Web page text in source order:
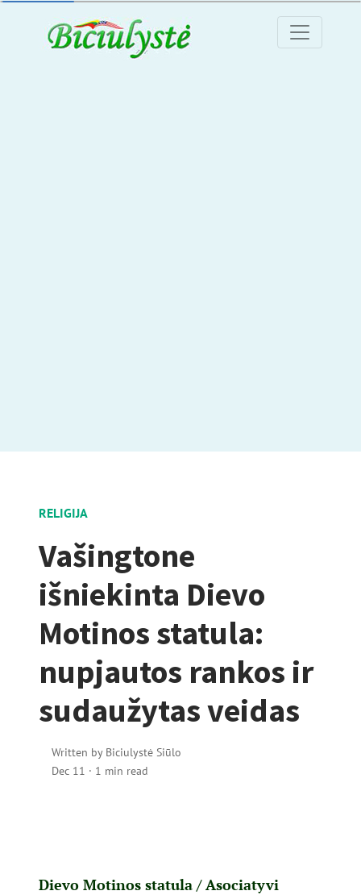
RELIGIJA
Vašingtone
išniekinta Dievo
Motinos statula:
nupjautos rankos ir
sudaužytas veidas
Written by Biciulystė Siūlo
Dec 11 · 1 min read
Dievo Motinos statula / Asociatyvi